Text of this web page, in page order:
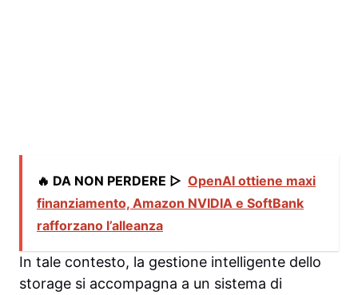
🔥 DA NON PERDERE ▷ OpenAI ottiene maxi
finanziamento, Amazon NVIDIA e SoftBank
rafforzano l’alleanza
In tale contesto, la gestione intelligente dello
storage si accompagna a un sistema di